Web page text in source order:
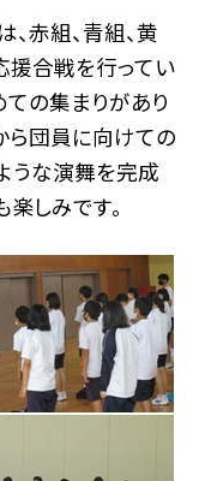
赤組、青組、黄
援合戦を行ってい
ての集まりがあり
ら団員に向けての
うな演舞を完成
しみです。